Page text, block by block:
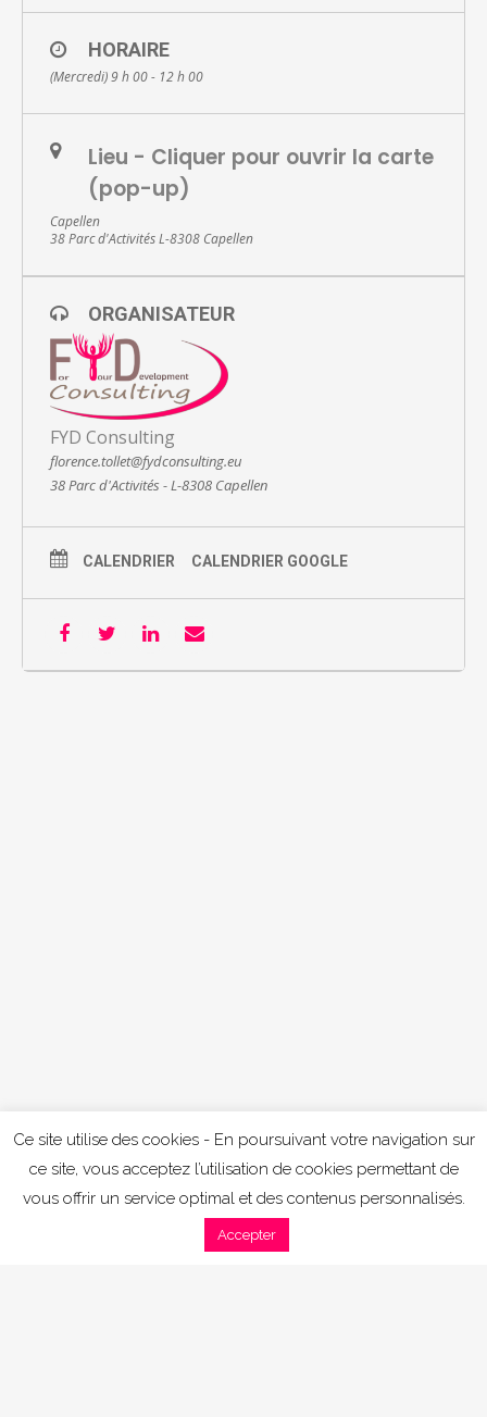
HORAIRE
(Mercredi) 9 h 00 - 12 h 00
Lieu - Cliquer pour ouvrir la carte
(pop-up)
Capellen
38 Parc d'Activités L-8308 Capellen
ORGANISATEUR
FYD Consulting
florence.tollet@fydconsulting.eu
38 Parc d'Activités - L-8308 Capellen
CALENDRIER CALENDRIER GOOGLE
Ce site utilise des cookies - En poursuivant votre navigation sur
ce site, vous acceptez l’utilisation de cookies permettant de
vous offrir un service optimal et des contenus personnalisés.
Accepter